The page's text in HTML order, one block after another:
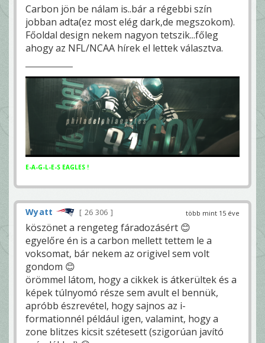
Carbon jön be nálam is..bár a régebbi szín
jobban adta(ez most elég dark,de megszokom).
Főoldal design nekem nagyon tetszik...főleg
ahogy az NFL/NCAA hírek el lettek választva.
E-A-G-L-E-S EAGLES !
több mint 15 éve
Wyatt 26 306
köszönet a rengeteg fáradozásért 😊
egyelőre én is a carbon mellett tettem le a
voksomat, bár nekem az origivel sem volt
gondom 😊
örömmel látom, hogy a cikkek is átkerültek és a
képek túlnyomó része sem avult el bennük,
apróbb észrevétel, hogy sajnos az i-
formationnél például igen, valamint, hogy a
zone blitzes kicsit szétesett (szigorúan javító